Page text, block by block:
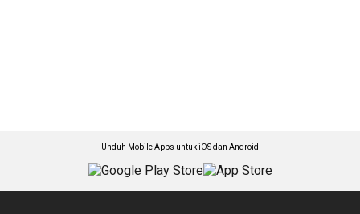
Unduh Mobile Apps untuk iOS dan Android